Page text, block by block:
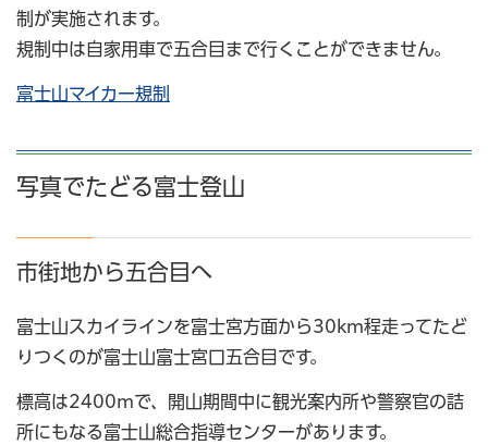
制が実施されます。
規制中は自家用車で五合目まで行くことができません。
富士山マイカー規制
写真でたどる富士登山
市街地から五合目へ
富士山スカイラインを富士宮方面から30km程走ってたど
りつくのが富士山富士宮口五合目です。
標高は2400mで、開山期間中に観光案内所や警察官の詰
所にもなる富士山総合指導センターがあります。